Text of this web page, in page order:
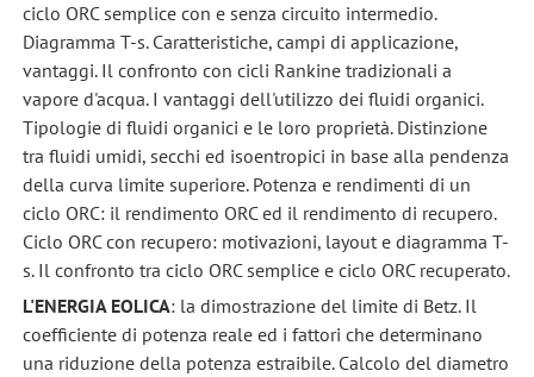
ciclo ORC semplice con e senza circuito intermedio.
Diagramma T-s. Caratteristiche, campi di applicazione,
vantaggi. Il confronto con cicli Rankine tradizionali a
vapore d'acqua. I vantaggi dell'utilizzo dei fluidi organici.
Tipologie di fluidi organici e le loro proprietà. Distinzione
tra fluidi umidi, secchi ed isoentropici in base alla pendenza
della curva limite superiore. Potenza e rendimenti di un
ciclo ORC: il rendimento ORC ed il rendimento di recupero.
Ciclo ORC con recupero: motivazioni, layout e diagramma T-
s. Il confronto tra ciclo ORC semplice e ciclo ORC recuperato.
L'ENERGIA EOLICA: la dimostrazione del limite di Betz. Il
coefficiente di potenza reale ed i fattori che determinano
una riduzione della potenza estraibile. Calcolo del diametro